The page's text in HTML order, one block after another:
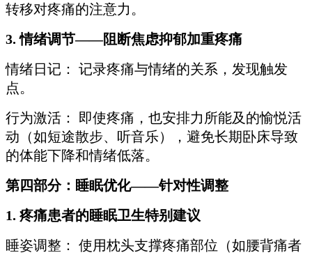
转移对疼痛的注意力。
3. 情绪调节——阻断焦虑抑郁加重疼痛
情绪日记： 记录疼痛与情绪的关系，发现触发
点。
行为激活： 即使疼痛，也安排力所能及的愉悦活
动（如短途散步、听音乐），避免长期卧床导致
的体能下降和情绪低落。
第四部分：睡眠优化——针对性调整
1. 疼痛患者的睡眠卫生特别建议
睡姿调整： 使用枕头支撑疼痛部位（如腰背痛者